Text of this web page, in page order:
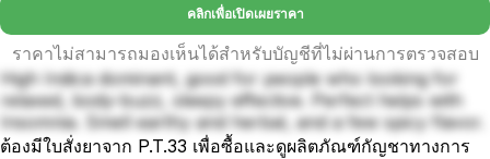
คลิกเพื่อเปิดเผยราคา
ราคาไม่สามารถมองเห็นได้สำหรับบัญชีที่ไม่ผ่านการตรวจสอบ
High Indica dominant, good for people who looking for
relaxed, body-buzz, sleepy effective. Perfect helps with
Insomnia. Smell earthy and herbal, and a few spicy flavor.
ต้องมีใบสั่งยาจาก P.T.33 เพื่อซื้อและดูผลิตภัณฑ์กัญชาทางการ